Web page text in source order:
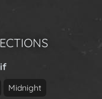
Midnight